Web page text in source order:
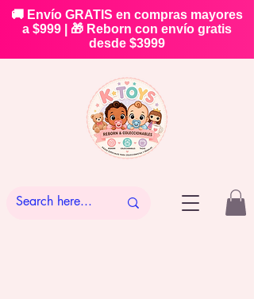
🚚 Envío GRATIS en compras mayores
a $999 | 🎁 Reborn con envío gratis
desde $3999